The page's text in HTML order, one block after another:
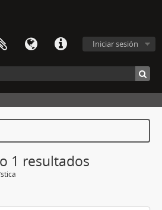
Iniciar sesión
1 resultados